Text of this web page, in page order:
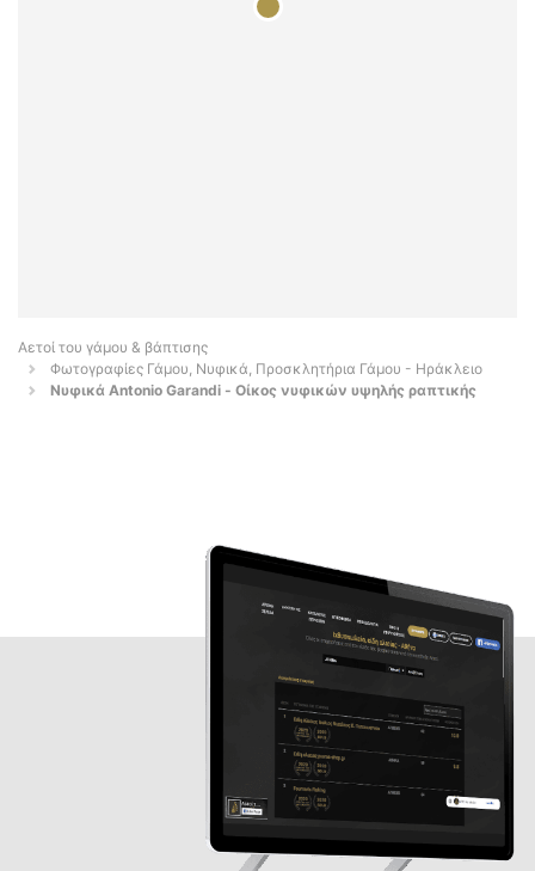
Αετοί του γάμου & βάπτισης
Φωτογραφίες Γάμου, Νυφικά, Προσκλητήρια Γάμου - Ηράκλειο
Νυφικά Antonio Garandi - Οίκος νυφικών υψηλής ραπτικής